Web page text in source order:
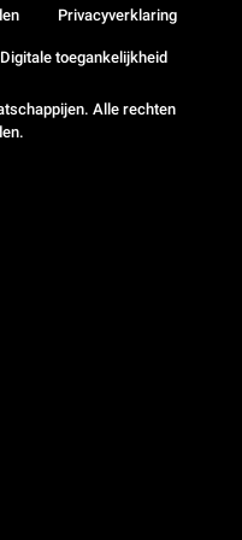
Alle rechten
Privacyverklaring
Digitale toegankelijkheid